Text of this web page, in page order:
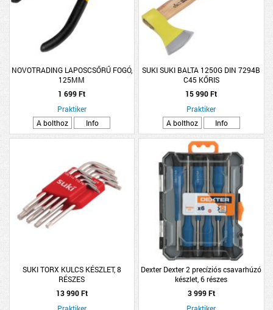
NOVOTRADING LAPOSCSŐRŰ FOGÓ,
125MM
1 699 Ft
Praktiker
A bolthoz
Info
SUKI SUKI BALTA 1250G DIN 7294B
C45 KŐRIS
15 990 Ft
Praktiker
A bolthoz
Info
SUKI TORX KULCS KÉSZLET, 8
RÉSZES
13 990 Ft
Praktiker
Dexter Dexter 2 precíziós csavarhúzó
készlet, 6 részes
3 999 Ft
Praktiker